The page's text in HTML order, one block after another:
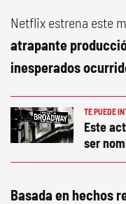
Netflix estrena este
atrapante
inesperados
TE PUEDE
Este
ser
Basada en hechos